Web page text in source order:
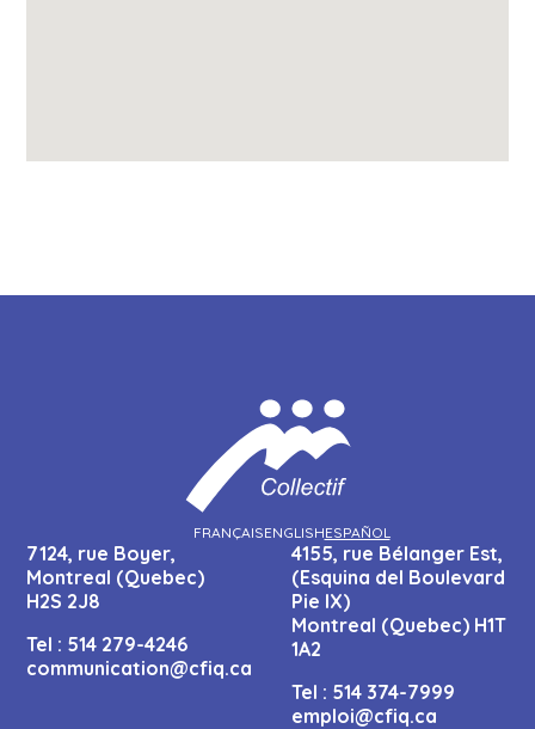
FRANÇAISENGLISHESPAÑOL
7124, rue Boyer,
Montreal (Quebec)
H2S 2J8
Tel : 514 279-4246
communication@cfiq.ca
4155, rue Bélanger Est,
(Esquina del Boulevard
Pie IX)
Montreal (Quebec) H1T
1A2
Tel : 514 374-7999
emploi@cfiq.ca